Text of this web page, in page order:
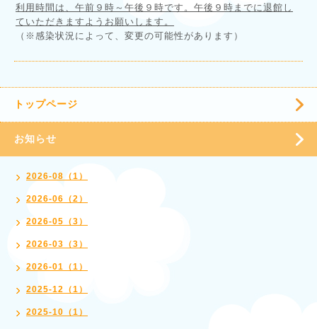
利用時間は、午前９時～午後９時です。午後９時までに退館し
ていただきますようお願いします。
（※感染状況によって、変更の可能性があります）
トップページ
お知らせ
2026-08（1）
2026-06（2）
2026-05（3）
2026-03（3）
2026-01（1）
2025-12（1）
2025-10（1）